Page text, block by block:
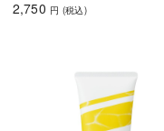
2,750 円 (税込)